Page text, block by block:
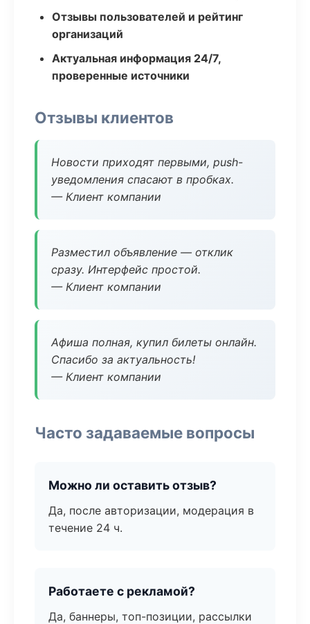
Отзывы пользователей и рейтинг
организаций
Актуальная информация 24/7,
проверенные источники
Отзывы клиентов
Новости приходят первыми, push-
уведомления спасают в пробках.
— Клиент компании
Разместил объявление — отклик
сразу. Интерфейс простой.
— Клиент компании
Афиша полная, купил билеты онлайн.
Спасибо за актуальность!
— Клиент компании
Часто задаваемые вопросы
Можно ли оставить отзыв?
Да, после авторизации, модерация в
течение 24 ч.
Работаете с рекламой?
Да, баннеры, топ-позиции, рассылки